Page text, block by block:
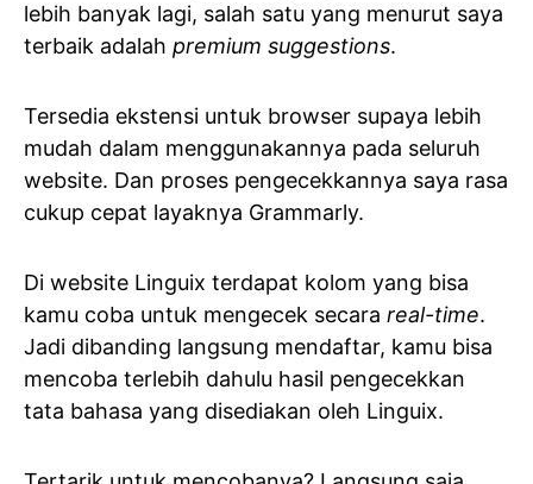
lebih banyak lagi, salah satu yang menurut saya
terbaik adalah premium suggestions.
Tersedia ekstensi untuk browser supaya lebih
mudah dalam menggunakannya pada seluruh
website. Dan proses pengecekkannya saya rasa
cukup cepat layaknya Grammarly.
Di website Linguix terdapat kolom yang bisa
kamu coba untuk mengecek secara real-time.
Jadi dibanding langsung mendaftar, kamu bisa
mencoba terlebih dahulu hasil pengecekkan
tata bahasa yang disediakan oleh Linguix.